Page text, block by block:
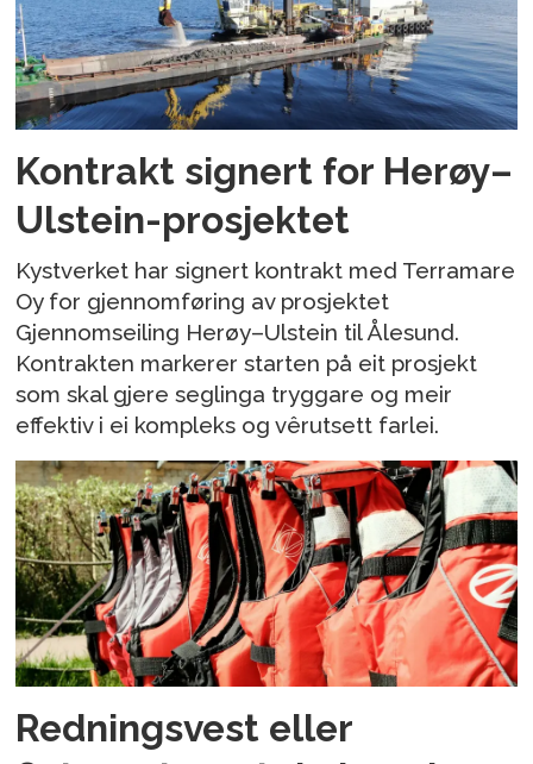
Kontrakt signert for Herøy–
Ulstein-prosjektet
Kystverket har signert kontrakt med Terramare
Oy for gjennomføring av prosjektet
Gjennomseiling Herøy–Ulstein til Ålesund.
Kontrakten markerer starten på eit prosjekt
som skal gjere seglinga tryggare og meir
effektiv i ei kompleks og vêrutsett farlei.
Redningsvest eller